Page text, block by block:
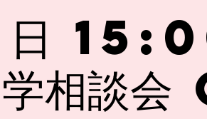
日
学相